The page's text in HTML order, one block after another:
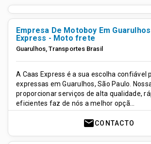
Empresa De Motoboy Em
Express - Moto frete
Guarulhos,Transportes Brasil
A Caas Express é a sua escolha confiável
expressas em Guarulhos, São Paulo.
proporcionar serviços de alta qualidade,
eficientes faz de nós a melhor opçã…
mailCONTACTO